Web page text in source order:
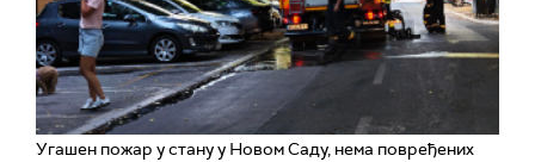
Угашен пожар у стану у Новом Саду, нема повређених